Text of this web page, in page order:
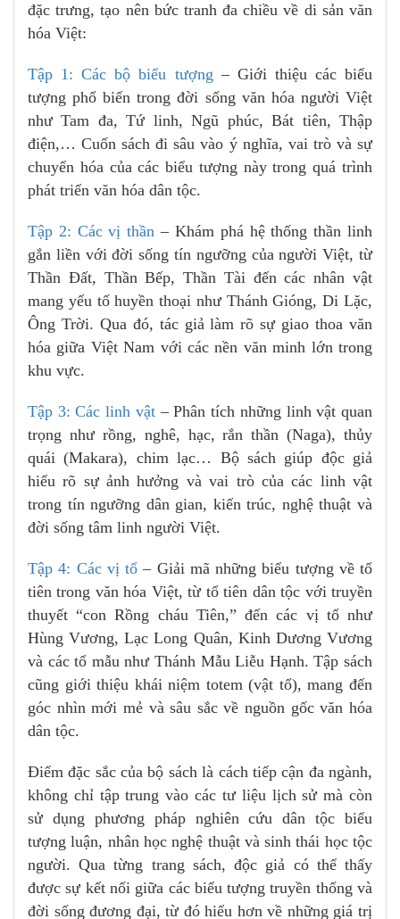
đặc trưng, tạo nên bức tranh đa chiều về di sản văn
hóa Việt:
Tập 1: Các bộ biểu tượng – Giới thiệu các biểu
tượng phổ biến trong đời sống văn hóa người Việt
như Tam đa, Tứ linh, Ngũ phúc, Bát tiên, Thập
điện,… Cuốn sách đi sâu vào ý nghĩa, vai trò và sự
chuyển hóa của các biểu tượng này trong quá trình
phát triển văn hóa dân tộc.
Tập 2: Các vị thần – Khám phá hệ thống thần linh
gắn liền với đời sống tín ngưỡng của người Việt, từ
Thần Đất, Thần Bếp, Thần Tài đến các nhân vật
mang yếu tố huyền thoại như Thánh Gióng, Di Lặc,
Ông Trời. Qua đó, tác giả làm rõ sự giao thoa văn
hóa giữa Việt Nam với các nền văn minh lớn trong
khu vực.
Tập 3: Các linh vật– Phân tích những linh vật quan
trọng như rồng, nghê, hạc, rắn thần (Naga), thủy
quái (Makara), chim lạc… Bộ sách giúp độc giả
hiểu rõ sự ảnh hưởng và vai trò của các linh vật
trong tín ngưỡng dân gian, kiến trúc, nghệ thuật và
đời sống tâm linh người Việt.
Tập 4: Các vị tổ– Giải mã những biểu tượng về tổ
tiên trong văn hóa Việt, từ tổ tiên dân tộc với truyền
thuyết “con Rồng cháu Tiên,” đến các vị tổ như
Hùng Vương, Lạc Long Quân, Kinh Dương Vương
và các tổ mẫu như Thánh Mẫu Liễu Hạnh. Tập sách
cũng giới thiệu khái niệm totem (vật tổ), mang đến
góc nhìn mới mẻ và sâu sắc về nguồn gốc văn hóa
dân tộc.
Điểm đặc sắc của bộ sách là cách tiếp cận đa ngành,
không chỉ tập trung vào các tư liệu lịch sử mà còn
sử dụng phương pháp nghiên cứu dân tộc biểu
tượng luận, nhân học nghệ thuật và sinh thái học tộc
người. Qua từng trang sách, độc giả có thể thấy
được sự kết nối giữa các biểu tượng truyền thống và
đời sống đương đại, từ đó hiểu hơn về những giá trị